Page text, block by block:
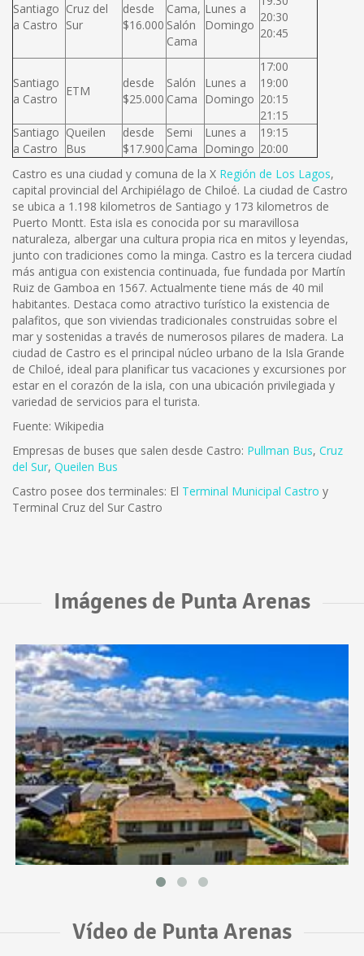
Santiago
a Castro
Cruz del
Sur
desde
$16.000
Cama,
Salón
Cama
Lunes a
Domingo
20:30
20:45
Santiago
a Castro
ETM
desde
$25.000
Salón
Cama
Lunes a
Domingo
17:00
19:00
20:15
21:15
Santiago
a Castro
Queilen
Bus
desde
$17.900
Semi
Cama
Lunes a
Domingo
19:15
20:00
Castro es una ciudad y comuna de la X Región de Los Lagos,
capital provincial del Archipiélago de Chiloé. La ciudad de Castro
se ubica a 1.198 kilometros de Santiago y 173 kilometros de
Puerto Montt. Esta isla es conocida por su maravillosa
naturaleza, albergar una cultura propia rica en mitos y leyendas,
junto con tradiciones como la minga. Castro es la tercera ciudad
más antigua con existencia continuada, fue fundada por Martín
Ruiz de Gamboa en 1567. Actualmente tiene más de 40 mil
habitantes. Destaca como atractivo turístico la existencia de
palafitos, que son viviendas tradicionales construidas sobre el
mar y sostenidas a través de numerosos pilares de madera. La
ciudad de Castro es el principal núcleo urbano de la Isla Grande
de Chiloé, ideal para planificar tus vacaciones y excursiones por
estar en el corazón de la isla, con una ubicación privilegiada y
variedad de servicios para el turista.
Fuente: Wikipedia
Empresas de buses que salen desde Castro: Pullman Bus, Cruz
del Sur, Queilen Bus
Castro posee dos terminales: El Terminal Municipal Castro y
Terminal Cruz del Sur Castro
Imágenes de Punta Arenas
Vídeo de Punta Arenas